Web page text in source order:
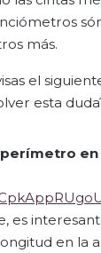
más.
el
esta
en
es
en la